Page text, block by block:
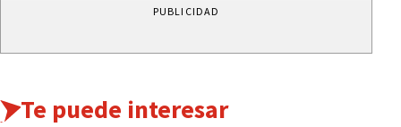
PUBLICIDAD
Te puede interesar